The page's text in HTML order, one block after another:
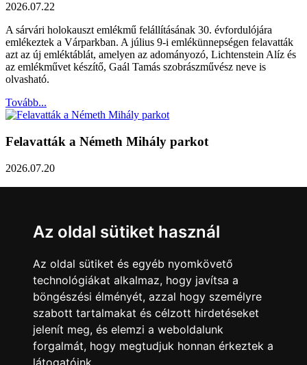
Az oldal sütiket használ
Az oldal sütiket és egyéb nyomkövető
technológiákat alkalmaz, hogy javítsa a
böngészési élményét, azzal hogy személyre
szabott tartalmakat és célzott hirdetéseket
jelenít meg, és elemzi a weboldalunk
forgalmát, hogy megtudjuk honnan érkeztek a
látogatóink.
2026.07.22
A sárvári holokauszt emlékmű felállításának 30. évfordulójára
emlékeztek a Várparkban. A július 9-i emlékünnepségen felavatták
azt az új emléktáblát, amelyen az adományozó, Lichtenstein Alíz és
az emlékművet készítő, Gaál Tamás szobrászművész neve is
olvasható.
Tovább...
Felavatták a Németh Mihály parkot
2026.07.20
Közlemény a sárvári képviselő-testület rendkívüli
üléseiről
2026.07.20
A sárvári képviselő-testület július 13-án és 16-án is rendkívüli ülést